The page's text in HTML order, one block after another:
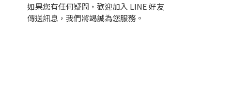
如果您有任何疑問，歡迎加入 LINE 好友
傳送訊息，我們將竭誠為您服務。